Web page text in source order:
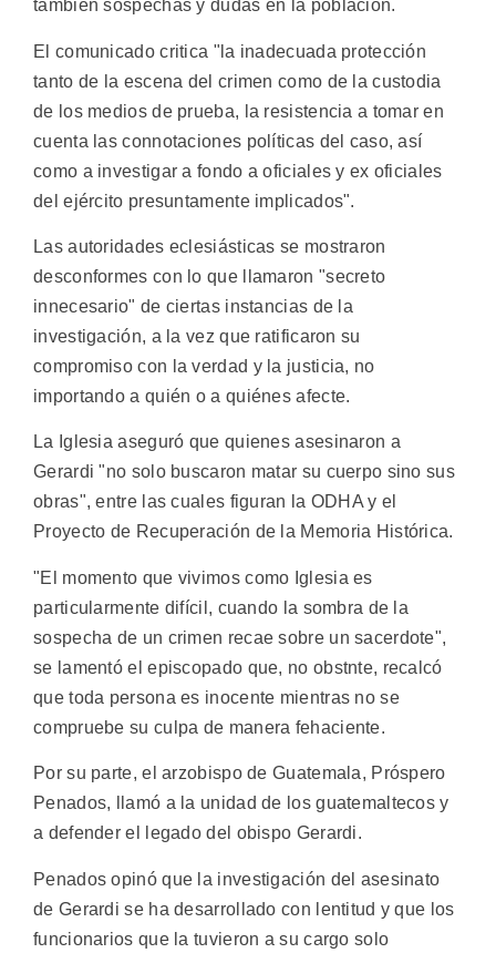
también sospechas y dudas en la población.
El comunicado critica "la inadecuada protección
tanto de la escena del crimen como de la custodia
de los medios de prueba, la resistencia a tomar en
cuenta las connotaciones políticas del caso, así
como a investigar a fondo a oficiales y ex oficiales
del ejército presuntamente implicados".
Las autoridades eclesiásticas se mostraron
desconformes con lo que llamaron "secreto
innecesario" de ciertas instancias de la
investigación, a la vez que ratificaron su
compromiso con la verdad y la justicia, no
importando a quién o a quiénes afecte.
La Iglesia aseguró que quienes asesinaron a
Gerardi "no solo buscaron matar su cuerpo sino sus
obras", entre las cuales figuran la ODHA y el
Proyecto de Recuperación de la Memoria Histórica.
"El momento que vivimos como Iglesia es
particularmente difícil, cuando la sombra de la
sospecha de un crimen recae sobre un sacerdote",
se lamentó el episcopado que, no obstnte, recalcó
que toda persona es inocente mientras no se
compruebe su culpa de manera fehaciente.
Por su parte, el arzobispo de Guatemala, Próspero
Penados, llamó a la unidad de los guatemaltecos y
a defender el legado del obispo Gerardi.
Penados opinó que la investigación del asesinato
de Gerardi se ha desarrollado con lentitud y que los
funcionarios que la tuvieron a su cargo solo